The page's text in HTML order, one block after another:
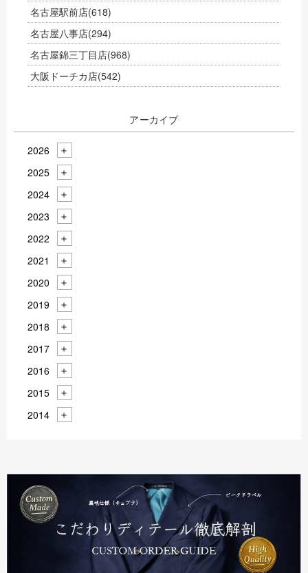
名古屋駅前店(618)
名古屋八事店(294)
名古屋錦三丁目店(968)
大阪ドーチカ店(542)
アーカイブ
2026
2025
2024
2023
2022
2021
2020
2019
2018
2017
2016
2015
2014